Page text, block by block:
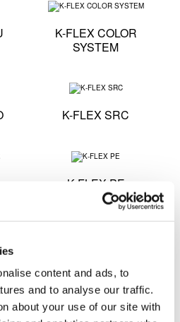
content and ads, to
and to analyse our traffic.
about your use of our site with
Especificaciones técnicas - K-FLEX K-ROCK ALU
K-FLEX COLOR
SYSTEM
Especificaciones técnicas - K-FLEX PE QUADRO
K-FLEX SRC
Especificaciones técnicas - K-FLEX PE
K-FLEX PE
Especificaciones técnicas - K-FLEX S2
K-FLEX ST ALU
técnicas - K-FLEX ECO ALU